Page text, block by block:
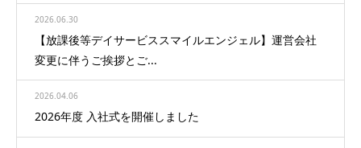
2026.06.30
【放課後等デイサービススマイルエンジェル】運営会社
変更に伴うご挨拶とご...
2026.04.06
2026年度 入社式を開催しました